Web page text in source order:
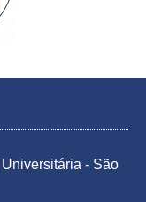
- São
000